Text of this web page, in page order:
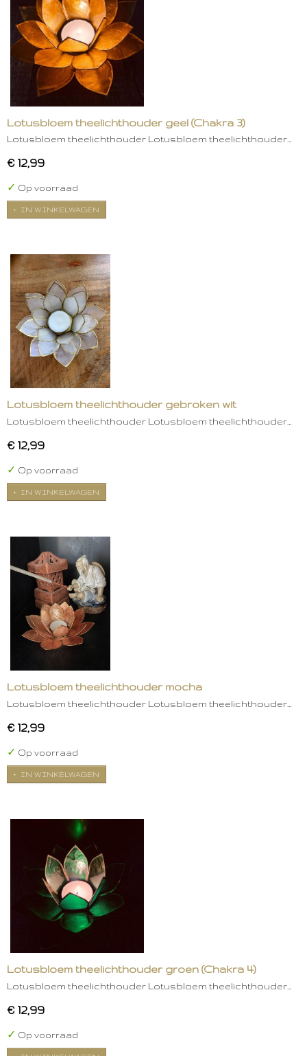
Lotusbloem theelichthouder geel (Chakra 3)
Lotusbloem theelichthouder Lotusbloem theelichthouder…
€ 12,99
✓ Op voorraad
IN WINKELWAGEN
Lotusbloem theelichthouder gebroken wit
Lotusbloem theelichthouder Lotusbloem theelichthouder…
€ 12,99
✓ Op voorraad
IN WINKELWAGEN
Lotusbloem theelichthouder mocha
Lotusbloem theelichthouder Lotusbloem theelichthouder…
€ 12,99
✓ Op voorraad
IN WINKELWAGEN
Lotusbloem theelichthouder groen (Chakra 4)
Lotusbloem theelichthouder Lotusbloem theelichthouder…
€ 12,99
✓ Op voorraad